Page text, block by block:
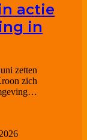
actie
in
zetten
zich